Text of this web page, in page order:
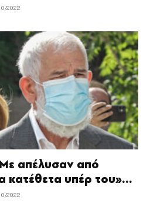
2022
απέλυσαν από
κατέθετα υπέρ του»...
2022